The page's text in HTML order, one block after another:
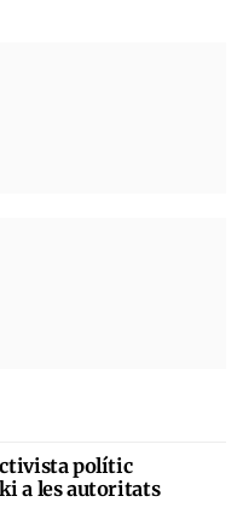
polític
a les autoritats